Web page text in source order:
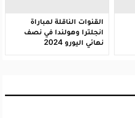
القنوات الناقلة لمباراة
انجلترا وهولندا في نصف
نهائي اليورو 2024